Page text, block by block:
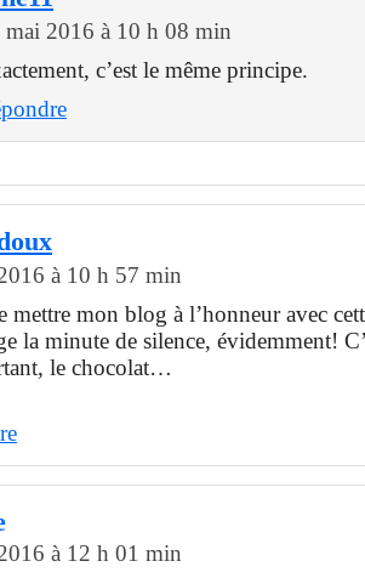
mai 2016 à 10 h 08 min
c’est le même principe.
à 10 h 57 min
mettre mon blog à l’honneur avec
la minute de silence, évidemment!
le chocolat…
à 12 h 01 min